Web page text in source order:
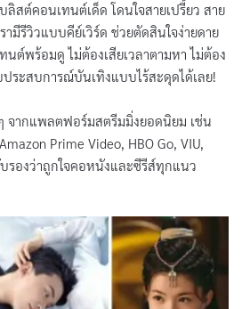
ลิสต์คอนเทนต์เด็ด โดนใจสายเปรี้ยว สาย
มีรีวิวแบบคีย์เวิร์ด ช่วยตัดสินใจง่ายดาย
ต์พร้อมดู ไม่ต้องเสียเวลาตามหา ไม่ต้อง
ระสบการณ์บันเทิงแบบไร้สะดุดได้เลย!
จากแพลตฟอร์มสตรีมมิ่งยอดนิยม เช่น
Amazon Prime Video, HBO Go, VIU,
รองว่าถูกใจคอหนังและซีรีส์ทุกแนว